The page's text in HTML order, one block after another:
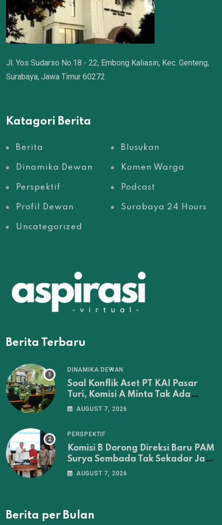
Jl. Yos Sudarso No.18 - 22, Embong Kaliasin, Kec. Genteng,
Surabaya, Jawa Timur 60272
Katagori Berita
Berita Blusukan
Dinamika Dewan Komen Warga
Perspektif Podcast
Profil Dewan Surabaya 24 Hours
Uncategorized
Berita Terbaru
DINAMIKA DEWAN
Soal Konflik Aset PT KAI Pasar
Turi, Komisi A Minta Tak Ada
Penertiban Sebelum Musyawarah
AUGUST 7, 2026
PERSPEKTIF
Komisi B Dorong Direksi Baru PAM
Surya Sembada Tak Sekadar Jadi
Administrator‎
AUGUST 7, 2026
Berita per Bulan